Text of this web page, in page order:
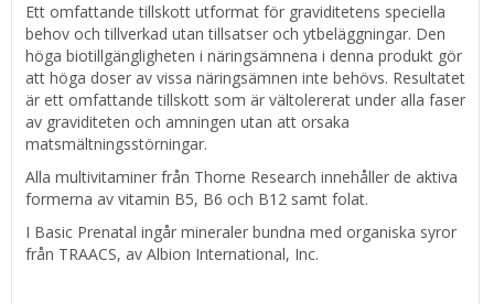
Ett omfattande tillskott utformat för graviditetens speciella
behov och tillverkad utan tillsatser och ytbeläggningar. Den
höga biotillgängligheten i näringsämnena i denna produkt gör
att höga doser av vissa näringsämnen inte behövs. Resultatet
är ett omfattande tillskott som är vältolererat under alla faser
av graviditeten och amningen utan att orsaka
matsmältningsstörningar.
Alla multivitaminer från Thorne Research innehåller de aktiva
formerna av vitamin B5, B6 och B12 samt folat.
I Basic Prenatal ingår mineraler bundna med organiska syror
från TRAACS, av Albion International, Inc.